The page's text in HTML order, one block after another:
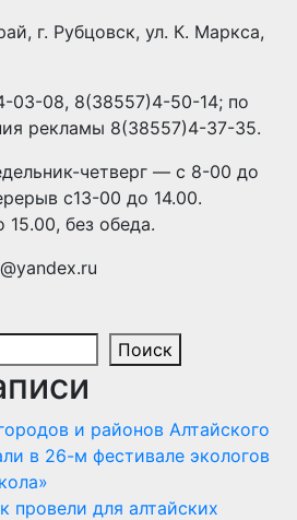
г. Рубцовск, ул. К. Маркса,
03-08, 8(38557)4-50-14; по
рекламы 8(38557)4-37-35.
четверг — с 8-00 до
с13-00 до 14.00.
без обеда.
Поиск
и районов Алтайского
в 26-м фестивале экологов
провели для алтайских